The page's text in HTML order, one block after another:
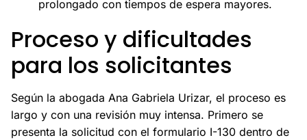
prolongado con tiempos de espera mayores.
Proceso y dificultades
para los solicitantes
Según la abogada Ana Gabriela Urizar, el proceso es
largo y con una revisión muy intensa. Primero se
presenta la solicitud con el formulario I-130 dentro de